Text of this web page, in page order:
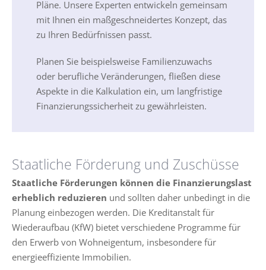
Pläne. Unsere Experten entwickeln gemeinsam
mit Ihnen ein maßgeschneidertes Konzept, das
zu Ihren Bedürfnissen passt.
Planen Sie beispielsweise Familienzuwachs
oder berufliche Veränderungen, fließen diese
Aspekte in die Kalkulation ein, um langfristige
Finanzierungssicherheit zu gewährleisten.
Staatliche Förderung und Zuschüsse
Staatliche Förderungen können die Finanzierungslast
erheblich reduzieren und sollten daher unbedingt in die
Planung einbezogen werden. Die Kreditanstalt für
Wiederaufbau (KfW) bietet verschiedene Programme für
den Erwerb von Wohneigentum, insbesondere für
energieeffiziente Immobilien.